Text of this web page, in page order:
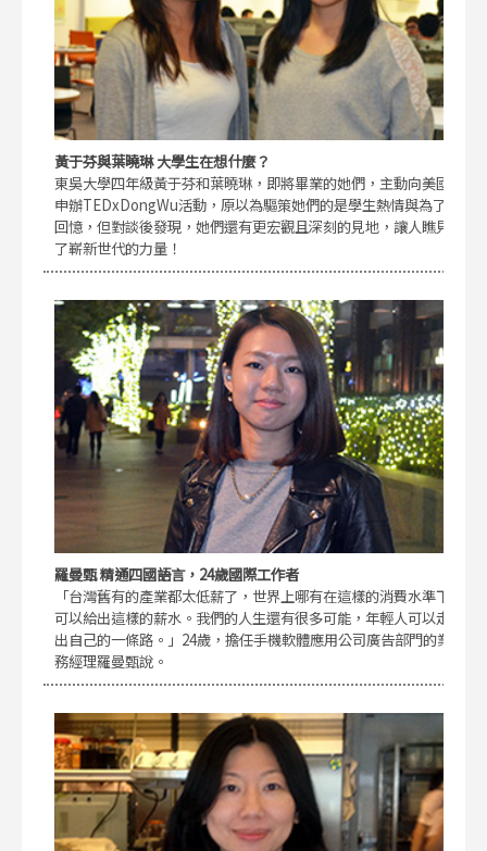
黃于芬與葉曉琳 大學生在想什麼？
東吳大學四年級黃于芬和葉曉琳，即將畢業的她們，主動向美國
申辦TEDxDongWu活動，原以為驅策她們的是學生熱情與為了
回憶，但對談後發現，她們還有更宏觀且深刻的見地，讓人瞧見
了嶄新世代的力量！
羅曼甄 精通四國語言，24歲國際工作者
「台灣舊有的產業都太低薪了，世界上哪有在這樣的消費水準下
可以給出這樣的薪水。我們的人生還有很多可能，年輕人可以走
出自己的一條路。」24歲，擔任手機軟體應用公司廣告部門的業
務經理羅曼甄說。